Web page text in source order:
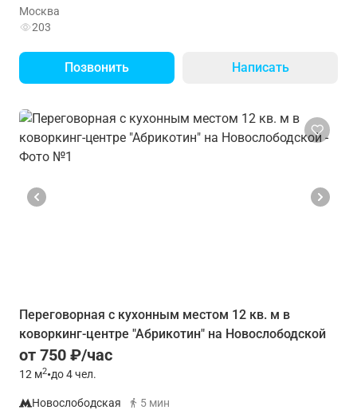
Москва
203
Позвонить Написать
Переговорная с кухонным местом 12 кв. м в
коворкинг-центре "Абрикотин" на Новослободской
от 750 ₽/час
12 м2•до 4 чел.
Новослободская
5 мин